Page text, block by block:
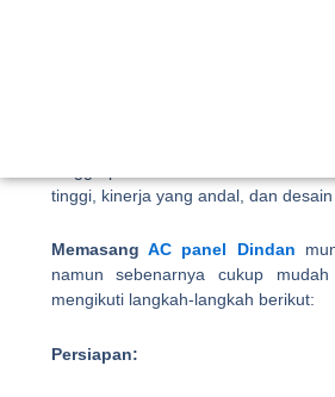
tinggi, kinerja yang andal, dan desain
Memasang AC panel Dindan
namun sebenarnya cukup
mengikuti langkah-langkah berikut:
Persiapan: